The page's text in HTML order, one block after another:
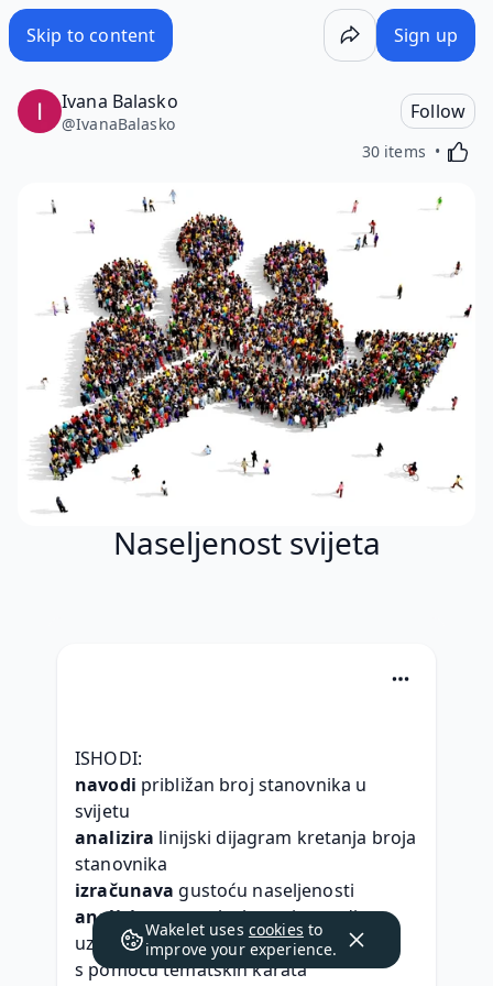
Skip to content Sign up
Ivana Balasko
@IvanaBalasko
Follow
30 items
Naseljenost svijeta
ISHODI:
navodi približan broj stanovnika u
svijetu
analizira linijski dijagram kretanja broja
stanovnika
izračunava gustoću naseljenosti
analizira tematske karte i navodi
uzroke neravnomjerne naseljenosti
s pomoću tematskih karata
Wakelet uses cookies to
improve your experience.